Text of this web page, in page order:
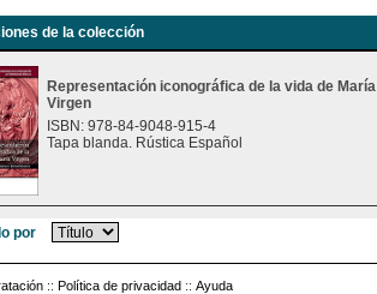
de la colección
Representación iconográfica de la vida de María
Virgen
ISBN: 978-84-9048-915-4
Tapa blanda. Rústica Español
por
:: Política de privacidad :: Ayuda